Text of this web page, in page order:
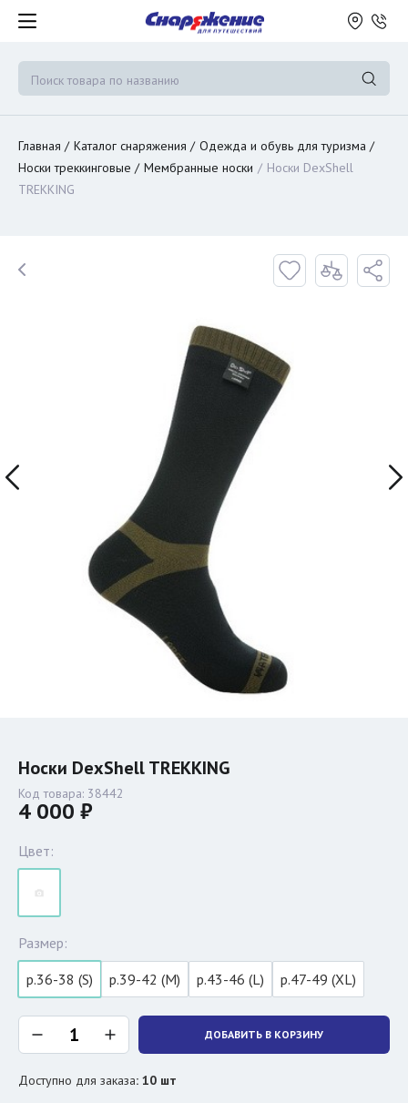
Главная Каталог снаряжения
Одежда и обувь для туризма
Носки треккинговые
Мембранные носки
Носки DexShell
TREKKING
Носки DexShell TREKKING
Код товара: 38442
4 000 ₽
Цвет:
Размер:
р.36-38 (S)
р.39-42 (M) р.43-46 (L) р.47-49 (XL)
ДОБАВИТЬ В КОРЗИНУ
Доступно для заказа: 10 шт